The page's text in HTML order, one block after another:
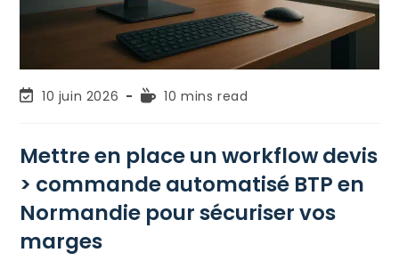
10 juin 2026 10 mins read
Mettre en place un workflow devis
> commande automatisé BTP en
Normandie pour sécuriser vos
marges